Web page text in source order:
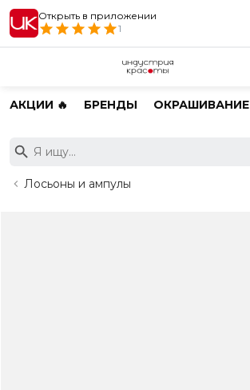
Открыть в приложении
1
АКЦИИ 🔥 БРЕНДЫ ОКРАШИВАНИЕ
Лосьоны и ампулы